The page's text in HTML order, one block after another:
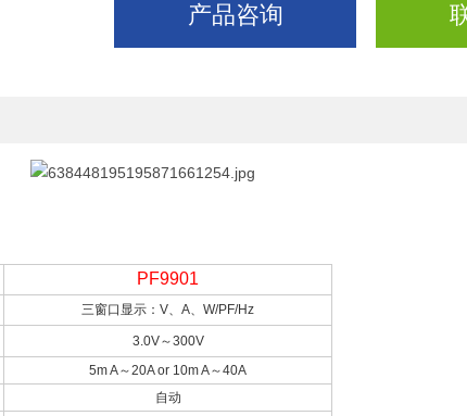
产品咨询
PF9901
三窗口显示：V、A、W/PF/Hz
3.0V～300V
5m A～20A or 10m A～40A
自动